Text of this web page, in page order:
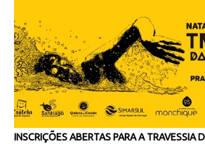
INSCRIÇÕES ABERTAS PARA A TRAVESSIA